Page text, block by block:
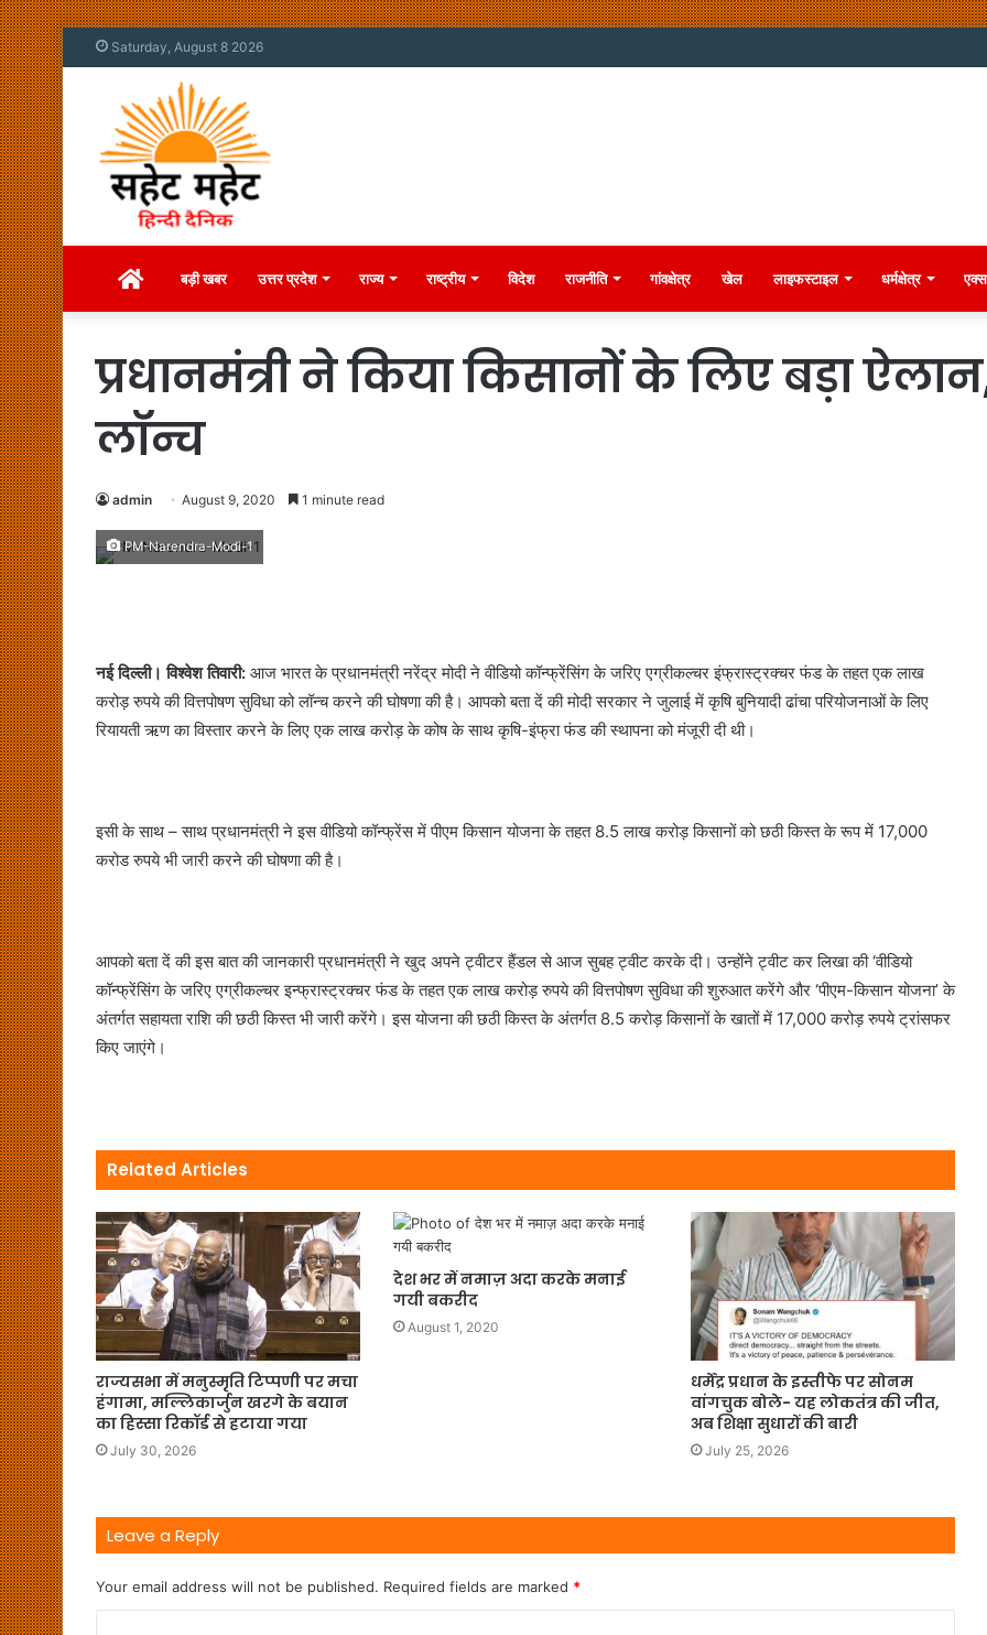
Saturday, August 8 2026
Homeबड़ी खबर उत्तर प्रदेश राज्य राष्ट्रीय विदेश राजनीति गांवक्षेत्र खेल लाइफस्टाइल धर्मक्षेत्र
प्रधानमंत्री ने किया किसानों के लिए बड़ा
लॉन्च
admin August 9, 2020 1 minute read
PM-Narendra-Modi-1
नई दिल्ली। विश्वेश तिवारी: आज भारत के प्रधानमंत्री नरेंद्र मोदी ने वीडियो कॉन्फ्रेंसिंग के जरिए एग्रीकल्चर इंफ्रास्ट्रक्चर फंड के तहत एक लाख
करोड़ रुपये की वित्तपोषण सुविधा को लॉन्च करने की घोषणा की है। आपको बता दें की मोदी सरकार ने जुलाई में कृषि बुनियादी ढांचा परियोजनाओं के लिए
रियायती ऋण का विस्तार करने के लिए एक लाख करोड़ के कोष के साथ कृषि-इंफ्रा फंड की स्थापना को मंजूरी दी थी।
इसी के साथ – साथ प्रधानमंत्री ने इस वीडियो कॉन्फ्रेंस में पीएम किसान योजना के तहत 8.5 लाख करोड़ किसानों को छठी किस्त के रूप में 17,000
करोड रुपये भी जारी करने की घोषणा की है।
आपको बता दें की इस बात की जानकारी प्रधानमंत्री ने खुद अपने ट्वीटर हैंडल से आज सुबह ट्वीट करके दी। उन्होंने ट्वीट कर लिखा की ‘वीडियो
कॉन्फ्रेंसिंग के जरिए एग्रीकल्चर इन्फ्रास्ट्रक्चर फंड के तहत एक लाख करोड़ रुपये की वित्तपोषण सुविधा की शुरुआत करेंगे और ‘पीएम-किसान योजना’ के
अंतर्गत सहायता राशि की छठी किस्त भी जारी करेंगे। इस योजना की छठी किस्त के अंतर्गत 8.5 करोड़ किसानों के खातों में 17,000 करोड़ रुपये ट्रांसफर
किए जाएंगे।
Related Articles
राज्यसभा में मनुस्मृति टिप्पणी पर मचा
हंगामा, मल्लिकार्जुन खरगे के बयान
का हिस्सा रिकॉर्ड से हटाया गया
July 30, 2026
देश भर में नमाज़ अदा करके मनाई
गयी बकरीद
August 1, 2020
धर्मेंद्र प्रधान के इस्तीफे पर सोनम
वांगचुक बोले- यह लोकतंत्र की जीत,
अब शिक्षा सुधारों की बारी
July 25, 2026
Leave a Reply
Your email address will not be published. Required fields are marked *